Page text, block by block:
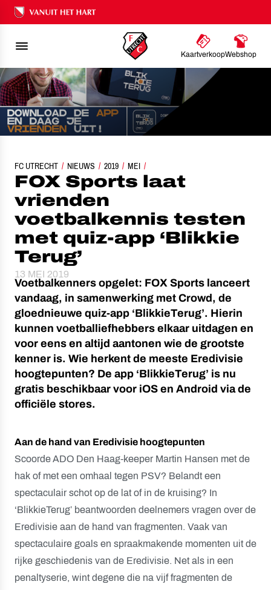
Ons nalatenschap
KaartverkoopWebshop
FC UTRECHT NIEUWS 2019 MEI
SPORTS LAAT VRIENDEN VOETBALKENNIS TESTEN MET QUIZ-APP ‘BLIKKIE
FOX Sports laat
vrienden
voetbalkennis testen
met quiz-app ‘Blikkie
Terug’
13 MEI 2019
Voetbalkenners opgelet: FOX Sports lanceert
vandaag, in samenwerking met Crowd, de
gloednieuwe quiz-app ‘BlikkieTerug’. Hierin
kunnen voetballiefhebbers elkaar uitdagen en
voor eens en altijd aantonen wie de grootste
kenner is. Wie herkent de meeste Eredivisie
hoogtepunten? De app ‘BlikkieTerug’ is nu
gratis beschikbaar voor iOS en Android via de
officiële stores.
Aan de hand van Eredivisie hoogtepunten
Scoorde ADO Den Haag-keeper Martin Hansen met de
hak of met een omhaal tegen PSV? Belandt een
spectaculair schot op de lat of in de kruising? In
‘BlikkieTerug’ beantwoorden deelnemers vragen over de
Eredivisie aan de hand van fragmenten. Vaak van
spectaculaire goals en spraakmakende momenten uit de
rijke geschiedenis van de Eredivisie. Net als in een
penaltyserie, wint degene die na vijf fragmenten de